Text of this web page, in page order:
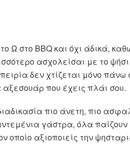
Ω στο BBQ και όχι άδικά,
ασχολείσαι με το
δεν χτίζεται μόνο πάνω
που έχεις πλάι σου.
πιο άνετη, πιο
γάστρα, όλα παίζουν
οποίο αξιοποιείς την